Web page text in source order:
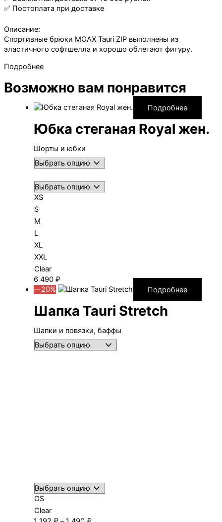
zip
✅ Постоплата при доставке
Описание:
Спортивные брюки MOAX Tauri ZIP выполнены из
эластичного софтшелла и хорошо облегают фигуру.
Подробнее
Возможно вам понравится
Подробнее
Юбка стеганая Royal жен.
Шорты и юбки
XS
S
M
L
XL
XXL
Clear
6 490 ₽
—20%
Подробнее
Шапка Tauri Stretch
Шапки и повязки, баффы
OS
Clear